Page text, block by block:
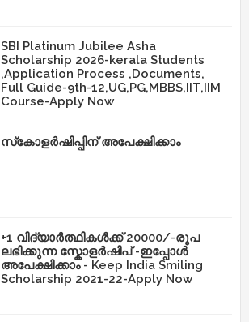
SBI Platinum Jubilee Asha
Scholarship 2026-kerala Students
,Application Process ,Documents,
Full Guide-9th-12,UG,PG,MBBS,IIT,IIM
Course-Apply Now
സ്‌കോളർഷിപ്പിന് അപേക്ഷിക്കാം
+1 വിദ്യാർത്ഥികൾക്ക് 20000/-രൂപ
ലഭിക്കുന്ന സ്കോളർഷിപ് -ഇപ്പോൾ
അപേക്ഷിക്കാം - Keep India Smiling
Scholarship 2021-22-Apply Now